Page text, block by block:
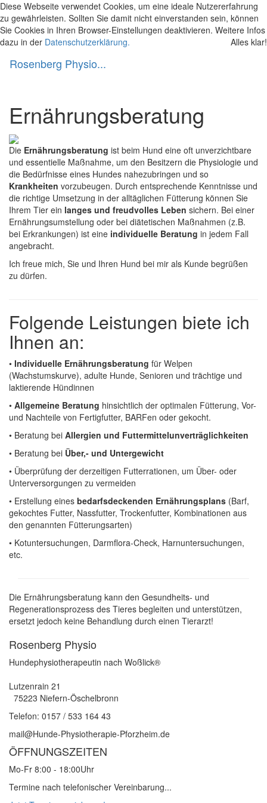
Diese Webseite verwendet Cookies, um eine ideale Nutzererfahrung
zu gewährleisten. Sollten Sie damit nicht einverstanden sein, können
Sie Cookies in Ihren Browser-Einstellungen deaktivieren. Weitere Infos
dazu in der Datenschutzerklärung.
Alles klar!
Rosenberg Physio...
Ernährungsberatung
Die Ernährungsberatung ist beim Hund eine oft unverzichtbare
und essentielle Maßnahme, um den Besitzern die Physiologie und
die Bedürfnisse eines Hundes nahezubringen und so
Krankheiten vorzubeugen. Durch entsprechende Kenntnisse und
die richtige Umsetzung in der alltäglichen Fütterung können Sie
Ihrem Tier ein langes und freudvolles Leben sichern. Bei einer
Ernährungsumstellung oder bei diätetischen Maßnahmen (z.B.
bei Erkrankungen) ist eine individuelle Beratung in jedem Fall
angebracht.
Ich freue mich, Sie und Ihren Hund bei mir als Kunde begrüßen
zu dürfen.
Folgende Leistungen biete ich
Ihnen an:
• Individuelle Ernährungsberatung für Welpen
(Wachstumskurve), adulte Hunde, Senioren und trächtige und
laktierende Hündinnen
• Allgemeine Beratung hinsichtlich der optimalen Fütterung, Vor-
und Nachteile von Fertigfutter, BARFen oder gekocht.
• Beratung bei Allergien und Futtermittelunverträglichkeiten
• Beratung bei Über,- und Untergewicht
• Überprüfung der derzeitigen Futterrationen, um Über- oder
Unterversorgungen zu vermeiden
• Erstellung eines bedarfsdeckenden Ernährungsplans (Barf,
gekochtes Futter, Nassfutter, Trockenfutter, Kombinationen aus
den genannten Fütterungsarten)
• Kotuntersuchungen, Darmflora-Check, Harnuntersuchungen,
etc.
Die Ernährungsberatung kann den Gesundheits- und
Regenerationsprozess des Tieres begleiten und unterstützen,
ersetzt jedoch keine Behandlung durch einen Tierarzt!
Rosenberg Physio
Hundephysiotherapeutin nach Woßlick®
Lutzenrain 21
75223 Niefern-Öschelbronn
Telefon: 0157 / 533 164 43
mail@Hunde-Physiotherapie-Pforzheim.de
ÖFFNUNGSZEITEN
Mo-Fr 8:00 - 18:00Uhr
Termine nach telefonischer Vereinbarung...